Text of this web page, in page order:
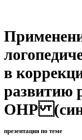
в
развитию
ОНР
презентация по теме